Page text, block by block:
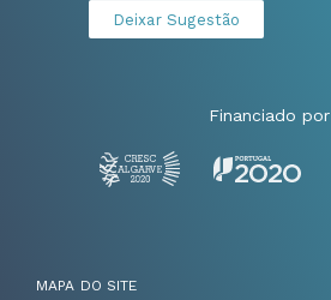
Deixar Sugestão
Financiado por
MAPA DO SITE